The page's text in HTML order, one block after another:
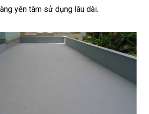
yên tâm sử dụng lâu dài.